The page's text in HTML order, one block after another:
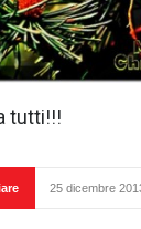
tutti!!!
25 dicembre